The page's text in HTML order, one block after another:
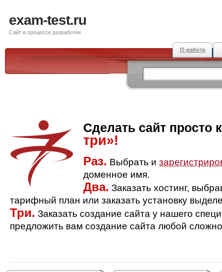
exam-test.ru
Сайт в процессе разработки
IT-работа
Сделать сайт просто
три»!
Раз. Выбрать и
доменное имя.
Два. Заказать хостинг,
тарифный план или заказать установку
Три. Заказать создание сайта у нашего
предложить вам создание сайта любой